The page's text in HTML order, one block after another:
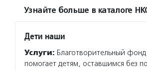
Узнайте больше в каталоге
Дети наши
Услуги: Благотворительный
помогает детям, оставшимся без